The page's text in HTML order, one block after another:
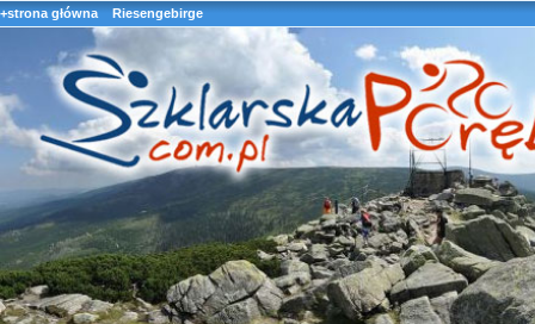
+strona główna Riesengebirge